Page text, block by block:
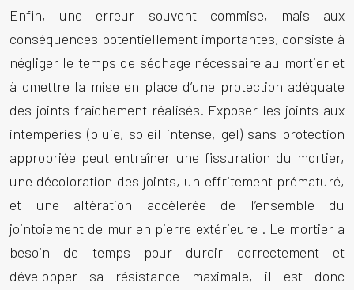
Enfin, une erreur souvent commise, mais aux
conséquences potentiellement importantes, consiste à
négliger le temps de séchage nécessaire au mortier et
à omettre la mise en place d’une protection adéquate
des joints fraîchement réalisés. Exposer les joints aux
intempéries (pluie, soleil intense, gel) sans protection
appropriée peut entraîner une fissuration du mortier,
une décoloration des joints, un effritement prématuré,
et une altération accélérée de l’ensemble du
jointoiement de mur en pierre extérieure . Le mortier a
besoin de temps pour durcir correctement et
développer sa résistance maximale, il est donc